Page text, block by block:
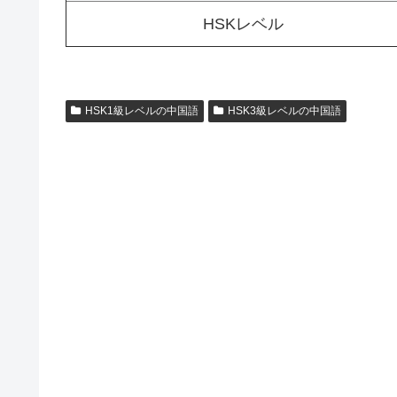
HSKレベル
HSK1級レベルの中国語 HSK3級レベルの中国語